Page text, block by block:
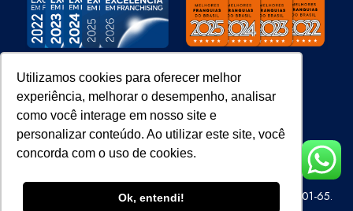
Utilizamos cookies para oferecer melhor
experiência, melhorar o desempenho, analisar
como você interage em nosso site e
personalizar conteúdo. Ao utilizar este site, você
concorda com o uso de cookies.
Ok, entendi!
Site 100% Seguro
Super Visão Perícias e Vistorias Ltda – CNPJ 07.686.414/0001-65.